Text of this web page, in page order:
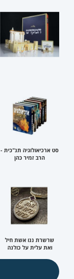
סט ארכיאולוגיה תנ"כית -
הרב זמיר כהן
שרשרת ננו אשת חיל
ואת עלית על כולנה